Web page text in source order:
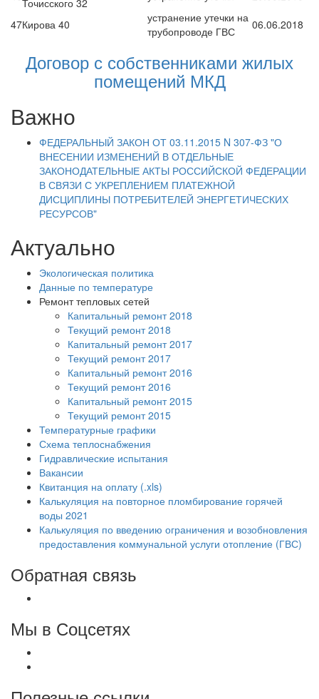
Точисского 32
47Кирова 40
устранение утечки на
трубопроводе ГВС
06.06.2018
Договор с собственниками жилых
помещений МКД
Важно
ФЕДЕРАЛЬНЫЙ ЗАКОН ОТ 03.11.2015 N 307-ФЗ "О
ВНЕСЕНИИ ИЗМЕНЕНИЙ В ОТДЕЛЬНЫЕ
ЗАКОНОДАТЕЛЬНЫЕ АКТЫ РОССИЙСКОЙ ФЕДЕРАЦИИ
В СВЯЗИ С УКРЕПЛЕНИЕМ ПЛАТЕЖНОЙ
ДИСЦИПЛИНЫ ПОТРЕБИТЕЛЕЙ ЭНЕРГЕТИЧЕСКИХ
РЕСУРСОВ"
Актуально
Экологическая политика
Данные по температуре
Ремонт тепловых сетей
Капитальный ремонт 2018
Текущий ремонт 2018
Капитальный ремонт 2017
Текущий ремонт 2017
Капитальный ремонт 2016
Текущий ремонт 2016
Капитальный ремонт 2015
Текущий ремонт 2015
Температурные графики
Схема теплоснабжения
Гидравлические испытания
Вакансии
Квитанция на оплату (.xls)
Калькуляция на повторное пломбирование горячей
воды 2021
Калькуляция по введению ограничения и возобновления
предоставления коммунальной услуги отопление (ГВС)
Обратная связь
Мы в Соцсетях